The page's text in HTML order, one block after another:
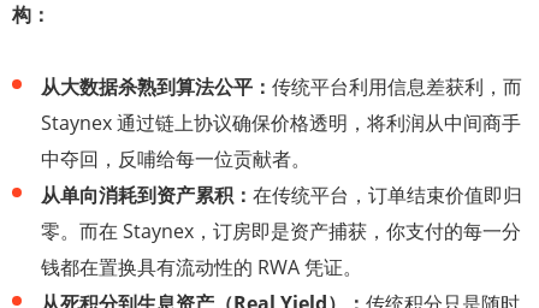
构：
从大数据杀熟到算法公平： 传统平台利用信息差获利，而
Staynex 通过链上协议确保价格透明，将利润从中间商手
中夺回，反哺给每一位贡献者。
从单向消耗到资产累积： 在传统平台，订单结束价值即归
零。而在 Staynex，订房即是资产捕获，你支付的每一分
钱都在置换具有流动性的 RWA 凭证。